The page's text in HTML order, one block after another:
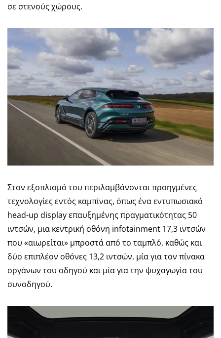
σε στενούς χώρους.
Στον εξοπλισμό του περιλαμβάνονται προηγμένες
τεχνολογίες εντός καμπίνας, όπως ένα εντυπωσιακό
head-up display επαυξημένης πραγματικότητας 50
ιντσών, μια κεντρική οθόνη infotainment 17,3 ιντσών
που «αιωρείται» μπροστά από το ταμπλό, καθώς και
δύο επιπλέον οθόνες 13,2 ιντσών, μία για τον πίνακα
οργάνων του οδηγού και μία για την ψυχαγωγία του
συνοδηγού.